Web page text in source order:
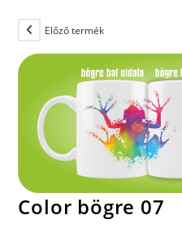
Előző termék
Color bögre 07